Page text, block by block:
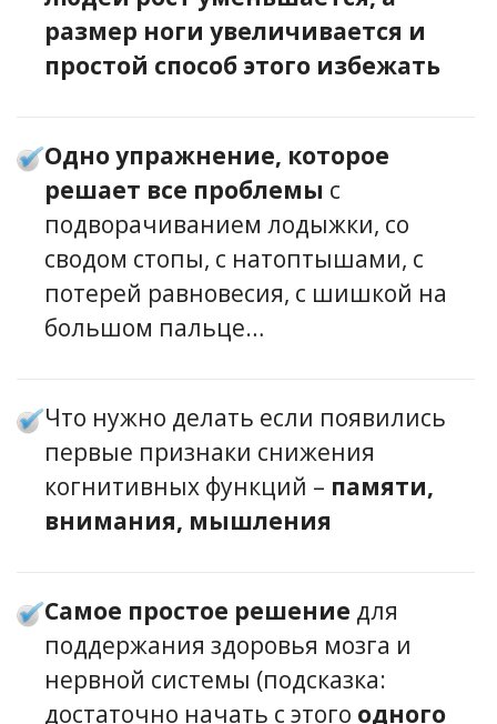
размер ноги увеличивается и
простой способ этого избежать
Одно упражнение, которое
решает все проблемы с
подворачиванием лодыжки, со
сводом стопы, с натоптышами, с
потерей равновесия, с шишкой на
большом пальце…
Что нужно делать если появились
первые признаки снижения
когнитивных функций – памяти,
внимания, мышления
Самое простое решение для
поддержания здоровья мозга и
нервной системы (подсказка:
достаточно начать с этого одного